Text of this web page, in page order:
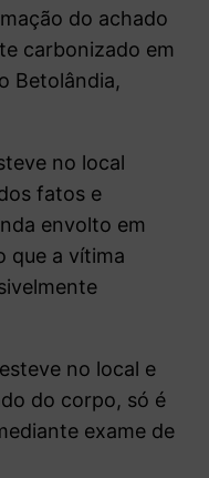
do achado
carbonizado em
Betolândia,
no local
fatos e
envolto em
que a vítima
no local e
do corpo, só é
exame de